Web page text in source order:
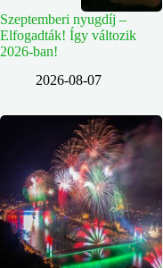
Szeptemberi nyugdíj –
Elfogadták! Így változik
2026-ban!
2026-08-07